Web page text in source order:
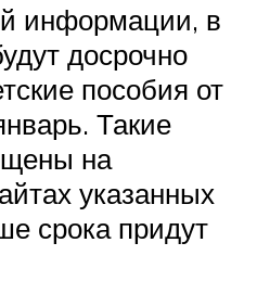
информации, в
досрочно
пособия от
Такие
на
указанных
срока придут